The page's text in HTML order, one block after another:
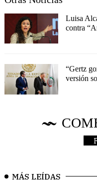
Luisa
contra
“Gertz
versión
MÁS LEÍDAS